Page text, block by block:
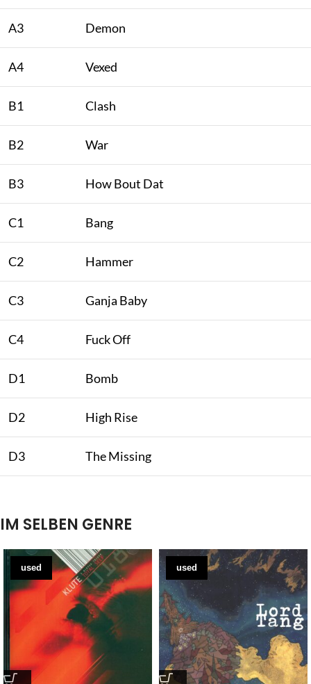
A3 Demon
A4 Vexed
B1 Clash
B2 War
B3 How Bout Dat
C1 Bang
C2 Hammer
C3 Ganja Baby
C4 Fuck Off
D1 Bomb
D2 High Rise
D3 The Missing
IM SELBEN GENRE
used used